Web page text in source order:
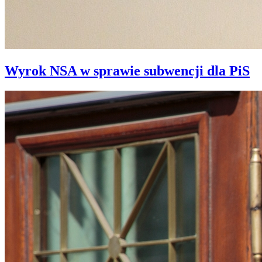
Wyrok NSA w sprawie subwencji dla PiS